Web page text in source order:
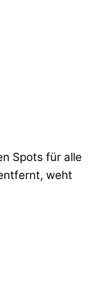
Spots für alle
weht